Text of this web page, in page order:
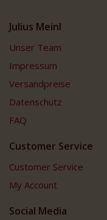
Julius Meinl
Unser Team
Impressum
Versandpreise
Datenschutz
FAQ
Customer Service
Customer Service
My Account
Social Media